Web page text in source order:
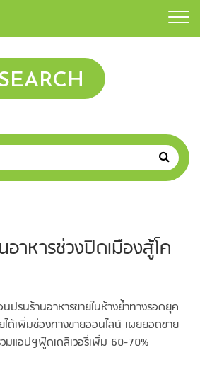
อาหารช่วงปิดเมืองสู้โค
ปรนร้านอาหารขายในห้างย้ำทางรอดยุค
ด้เพิ่มช่องทางขายออนไลน์ เผยยอดขาย
มแอปฯฟู้ดเดลิเวอรี่เพิ่ม 60-70%